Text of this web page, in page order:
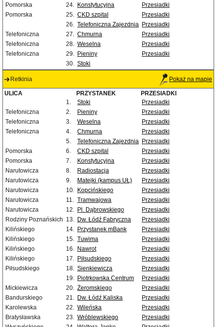
Pomorska
24. Konstytucyjna
Przesiadki
Pomorska
25. CKD szpital
Przesiadki
26. Telefoniczna Zajezdnia Przesiadki
Telefoniczna
27. Chmurna
Przesiadki
Telefoniczna
28. Weselna
Przesiadki
Telefoniczna
29. Pieniny
Przesiadki
30. Stoki
Retkinia Pokaż na mapie
ULICA PRZYSTANEK
PRZESIADKI
1.
Stoki
Przesiadki
Telefoniczna
2. Pieniny
Przesiadki
Telefoniczna
3. Weselna
Przesiadki
Telefoniczna
4. Chmurna
Przesiadki
5.
Telefoniczna Zajezdnia Przesiadki
Pomorska
6. CKD szpital
Przesiadki
Pomorska
7. Konstytucyjna
Przesiadki
Narutowicza
8. Radiostacja
Przesiadki
Narutowicza
9. Matejki (kampus UŁ)
Przesiadki
Narutowicza
10. Kopcińskiego
Przesiadki
Narutowicza
11. Tramwajowa
Przesiadki
Narutowicza
12. Pl. Dąbrowskiego
Przesiadki
Rodziny Poznańskich 13. Dw. Łódź Fabryczna
Przesiadki
Kilińskiego
14. Przystanek mBank
Przesiadki
Kilińskiego
15. Tuwima
Przesiadki
Kilińskiego
16. Nawrot
Przesiadki
Kilińskiego
17. Piłsudskiego
Przesiadki
Piłsudskiego
18. Sienkiewicza
Przesiadki
19. Piotrkowska Centrum
Przesiadki
Mickiewicza
20. Żeromskiego
Przesiadki
Bandurskiego
21. Dw. Łódź Kaliska
Przesiadki
Karolewska
22. Wileńska
Przesiadki
Bratysławska
23. Wróblewskiego
Przesiadki